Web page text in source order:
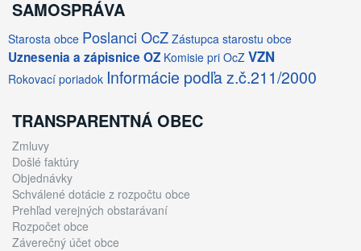
SAMOSPRÁVA
Starosta obce Poslanci OcZ Zástupca starostu obce
Uznesenia a zápisnice OZ Komisie pri OcZ VZN
Rokovací poriadok Informácie podľa z.č.211/2000
TRANSPARENTNÁ OBEC
Zmluvy
Došlé faktúry
Objednávky
Schválené dotácie z rozpočtu obce
Prehľad verejných obstarávaní
Rozpočet obce
Záverečný účet obce